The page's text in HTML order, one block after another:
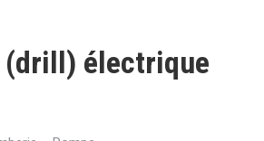
(drill) électrique